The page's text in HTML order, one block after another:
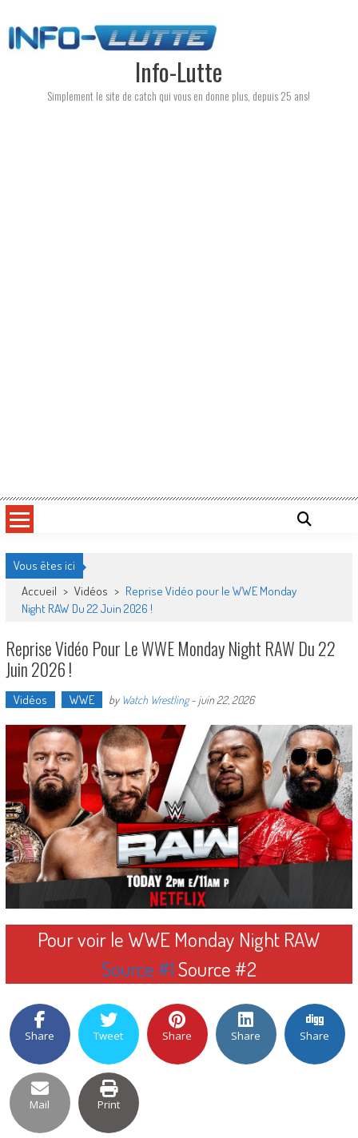
to
content
Info-Lutte
Simplement le site de catch qui vous en donne plus, depuis 25 ans!
Vous êtes ici
Accueil > Vidéos > Reprise Vidéo pour le WWE Monday
Night RAW Du 22 Juin 2026 !
Reprise Vidéo Pour Le WWE Monday Night RAW Du 22
Juin 2026 !
Vidéos WWE by Watch Wrestling- juin 22, 2026
Pour voir le WWE Monday Night RAW
Source #1Source #2
Share Tweet Share Share Share
Mail Print